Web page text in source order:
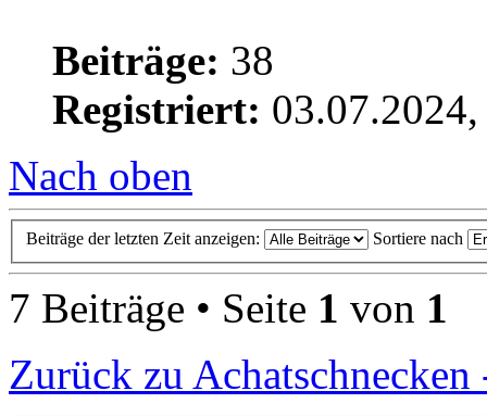
Beiträge: 38
Registriert:
Nach oben
Beiträge der letzten Zeit anzeigen: Sortiere nach
7 Beiträge • Seite 1 von 1
Zurück zu